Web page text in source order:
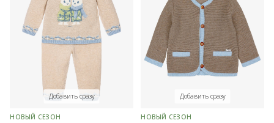
Добавить сразу
НОВЫЙ СЕЗОН
Добавить сразу
НОВЫЙ СЕЗОН